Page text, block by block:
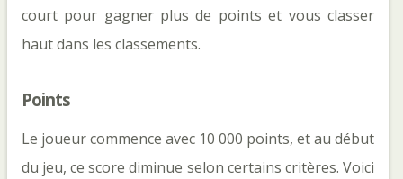
court pour gagner plus de points et vous classer
haut dans les classements.
Points
Le joueur commence avec 10 000 points, et au début
du jeu, ce score diminue selon certains critères. Voici